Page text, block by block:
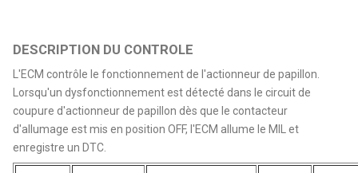
DESCRIPTION DU CONTROLE
L'ECM contrôle le fonctionnement de l'actionneur de papillon.
Lorsqu'un dysfonctionnement est détecté dans le circuit de
coupure d'actionneur de papillon dès que le contacteur
d'allumage est mis en position OFF, l'ECM allume le MIL et
enregistre un DTC.